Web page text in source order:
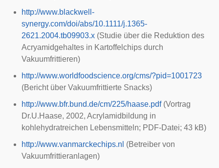
http://www.blackwell-
synergy.com/doi/abs/10.1111/j.1365-
2621.2004.tb09903.x (Studie über die Reduktion des
Acryamidgehaltes in Kartoffelchips durch
Vakuumfrittieren)
http://www.worldfoodscience.org/cms/?pid=1001723
(Bericht über Vakuumfrittierte Snacks)
http://www.bfr.bund.de/cm/225/haase.pdf(Vortrag
Dr.U.Haase, 2002, Acrylamidbildung in
kohlehydratreichen Lebensmitteln; PDF-Datei; 43 kB)
http://www.vanmarckechips.nl (Betreiber von
Vakuumfrittieranlagen)